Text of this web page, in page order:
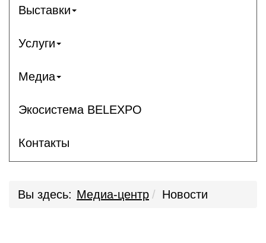
Выставки
Услуги
Медиа
Экосистема BELEXPO
Контакты
Вы здесь: Медиа-центр Новости